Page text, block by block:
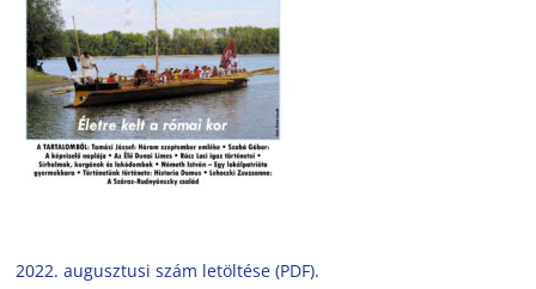
2022. augusztusi szám letöltése (PDF).